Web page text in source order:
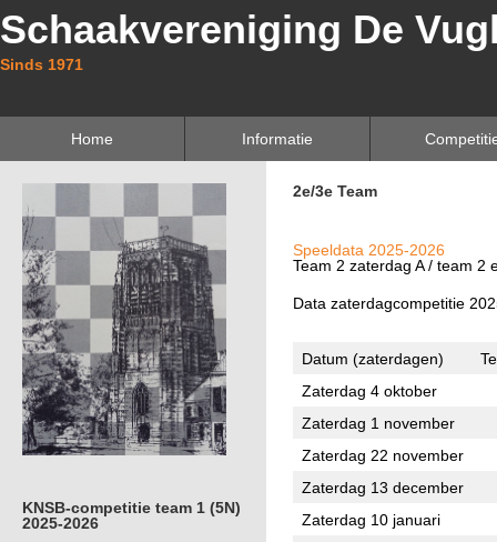
Schaakvereniging De
Sinds 1971
Home Informatie
KNSB-competitie team 1 (5N)
2025-2026
2e/3e Team
Speeldata 2025-2026
Team 2 zaterdag A / team 2
Data zaterdagcompetitie
Datum (zaterdagen)
Zaterdag 4 oktober
Zaterdag 1 november
Zaterdag 22 november
Zaterdag 13 december
Zaterdag 10 januari